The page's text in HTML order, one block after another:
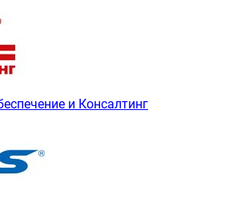
и Консалтинг